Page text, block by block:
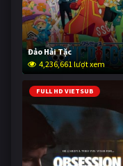
Đảo Hải Tặc
4,236,661 lượt xem
FULL HD VIETSUB